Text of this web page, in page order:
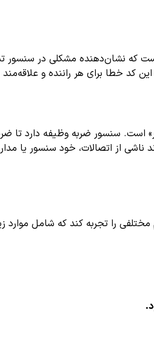
کد خطا برای هر راننده و
است. سنسور ضربه وظیفه دارد
ناشی از اتصالات، خود سنسور یا